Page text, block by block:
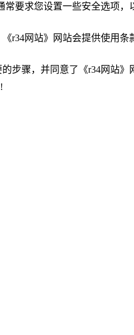
常要求您设置一些安全选项，
r34网站》网站会提供使用条
步骤，并同意了《r34网站